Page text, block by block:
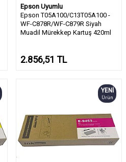
Epson Uyumlu
Epson T05A100/C13T05A100 -
WF-C878R/WF-C879R Siyah
Muadil Mürekkep Kartuş 420ml
2.856,51 TL
YENI
Ürün